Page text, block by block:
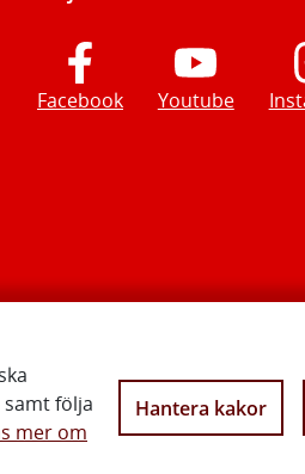
följa
mer om
Hantera kakor
närmare
Facebook Youtube